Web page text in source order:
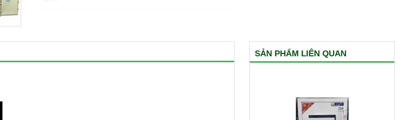
SẢN PHẨM LIÊN QUAN